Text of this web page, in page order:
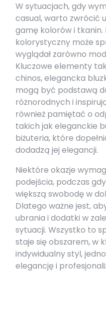
W sytuacjach, gdy
casual, warto zwrócić
gamę kolorów i
kolorystyczny może
wyglądał zarówno
Kluczowe elementy
chinos, elegancka
mogą być podstawą
różnorodnych i
również pamiętać o
takich jak eleganckie
biżuteria, które
dodadzą jej elegancji.
Niektóre okazje
podejścia, podczas
większą swobodę w
Dlatego ważne jest,
ubrania i dodatki w
sytuacji. Wszystko to
staje się obszarem, w
indywidualny styl,
elegancję i